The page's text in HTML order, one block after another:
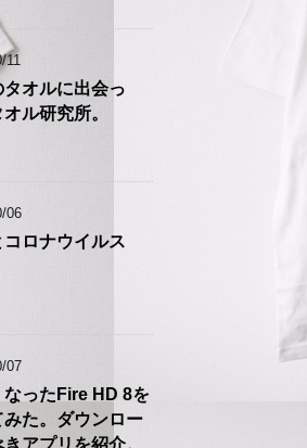
11
タオルに出会っ
ル研究所。
06
コロナウイルス
07
なったFire HD 8を
みた。ダウンロー